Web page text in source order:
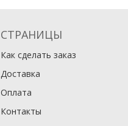
СТРАНИЦЫ
Как сделать заказ
Доставка
Оплата
Контакты